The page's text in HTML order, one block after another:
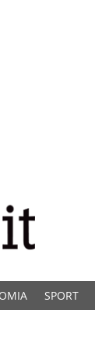
SPORT